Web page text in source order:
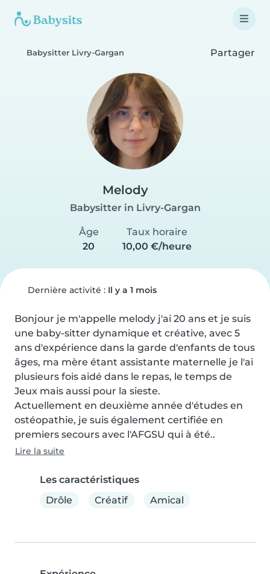
Babysitter Livry-Gargan Partager
Melody
Babysitter in Livry-Gargan
Âge
20
Taux horaire
10,00 €/heure
Dernière activité : Il y a 1 mois
Bonjour je m'appelle melody j'ai 20 ans et je suis
une baby-sitter dynamique et créative, avec 5
ans d'expérience dans la garde d'enfants de tous
âges, ma mère étant assistante maternelle je l'ai
plusieurs fois aidé dans le repas, le temps de
Jeux mais aussi pour la sieste.
Actuellement en deuxième année d'études en
ostéopathie, je suis également certifiée en
premiers secours avec l'AFGSU qui à été..
Lire la suite
Les caractéristiques
Drôle
Créatif Amical